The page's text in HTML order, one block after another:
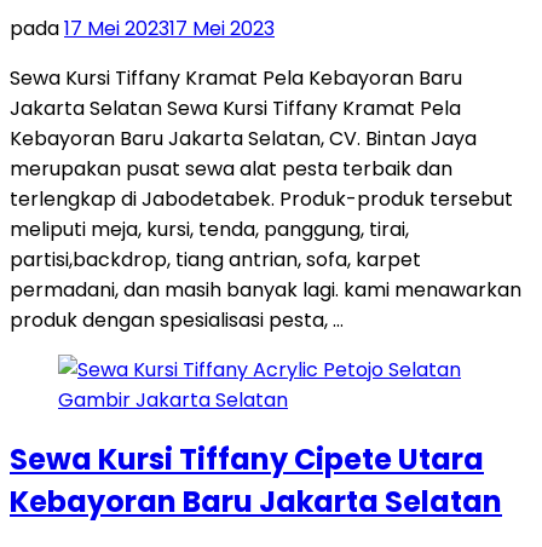
pada17 Mei 202317 Mei 2023
Sewa Kursi Tiffany Kramat Pela Kebayoran Baru
Jakarta Selatan Sewa Kursi Tiffany Kramat Pela
Kebayoran Baru Jakarta Selatan, CV. Bintan Jaya
merupakan pusat sewa alat pesta terbaik dan
terlengkap di Jabodetabek. Produk-produk tersebut
meliputi meja, kursi, tenda, panggung, tirai,
partisi,backdrop, tiang antrian, sofa, karpet
permadani, dan masih banyak lagi. kami menawarkan
produk dengan spesialisasi pesta, …
Sewa Kursi Tiffany Cipete Utara
Kebayoran Baru Jakarta Selatan